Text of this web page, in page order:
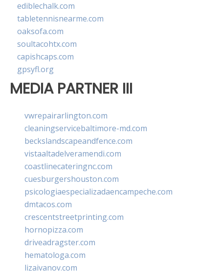
ediblechalk.com
tabletennisnearme.com
oaksofa.com
soultacohtx.com
capishcaps.com
gpsyfl.org
MEDIA PARTNER III
vwrepairarlington.com
cleaningservicebaltimore-md.com
beckslandscapeandfence.com
vistaaltadelveramendi.com
coastlinecateringnc.com
cuesburgershouston.com
psicologiaespecializadaencampeche.com
dmtacos.com
crescentstreetprinting.com
hornopizza.com
driveadragster.com
hematologa.com
lizaivanov.com